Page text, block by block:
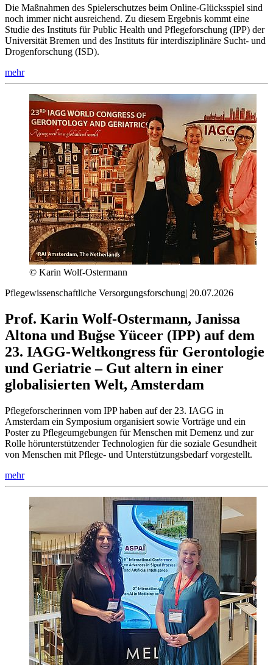
Die Maßnahmen des Spielerschutzes beim Online-Glücksspiel sind
noch immer nicht ausreichend. Zu diesem Ergebnis kommt eine
Studie des Instituts für Public Health und Pflegeforschung (IPP) der
Universität Bremen und des Instituts für interdisziplinäre Sucht- und
Drogenforschung (ISD).
mehr
© Karin Wolf-Ostermann
Pflegewissenschaftliche Versorgungsforschung| 20.07.2026
Prof. Karin Wolf-Ostermann, Janissa
Altona und Buğse Yüceer (IPP) auf dem
23. IAGG-Weltkongress für Gerontologie
und Geriatrie – Gut altern in einer
globalisierten Welt, Amsterdam
Pflegeforscherinnen vom IPP haben auf der 23. IAGG in
Amsterdam ein Symposium organisiert sowie Vorträge und ein
Poster zu Pflegeumgebungen für Menschen mit Demenz und zur
Rolle hörunterstützender Technologien für die soziale Gesundheit
von Menschen mit Pflege- und Unterstützungsbedarf vorgestellt.
mehr